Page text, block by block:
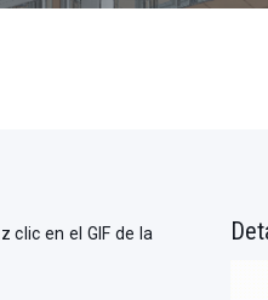
en una
clic en el GIF de la